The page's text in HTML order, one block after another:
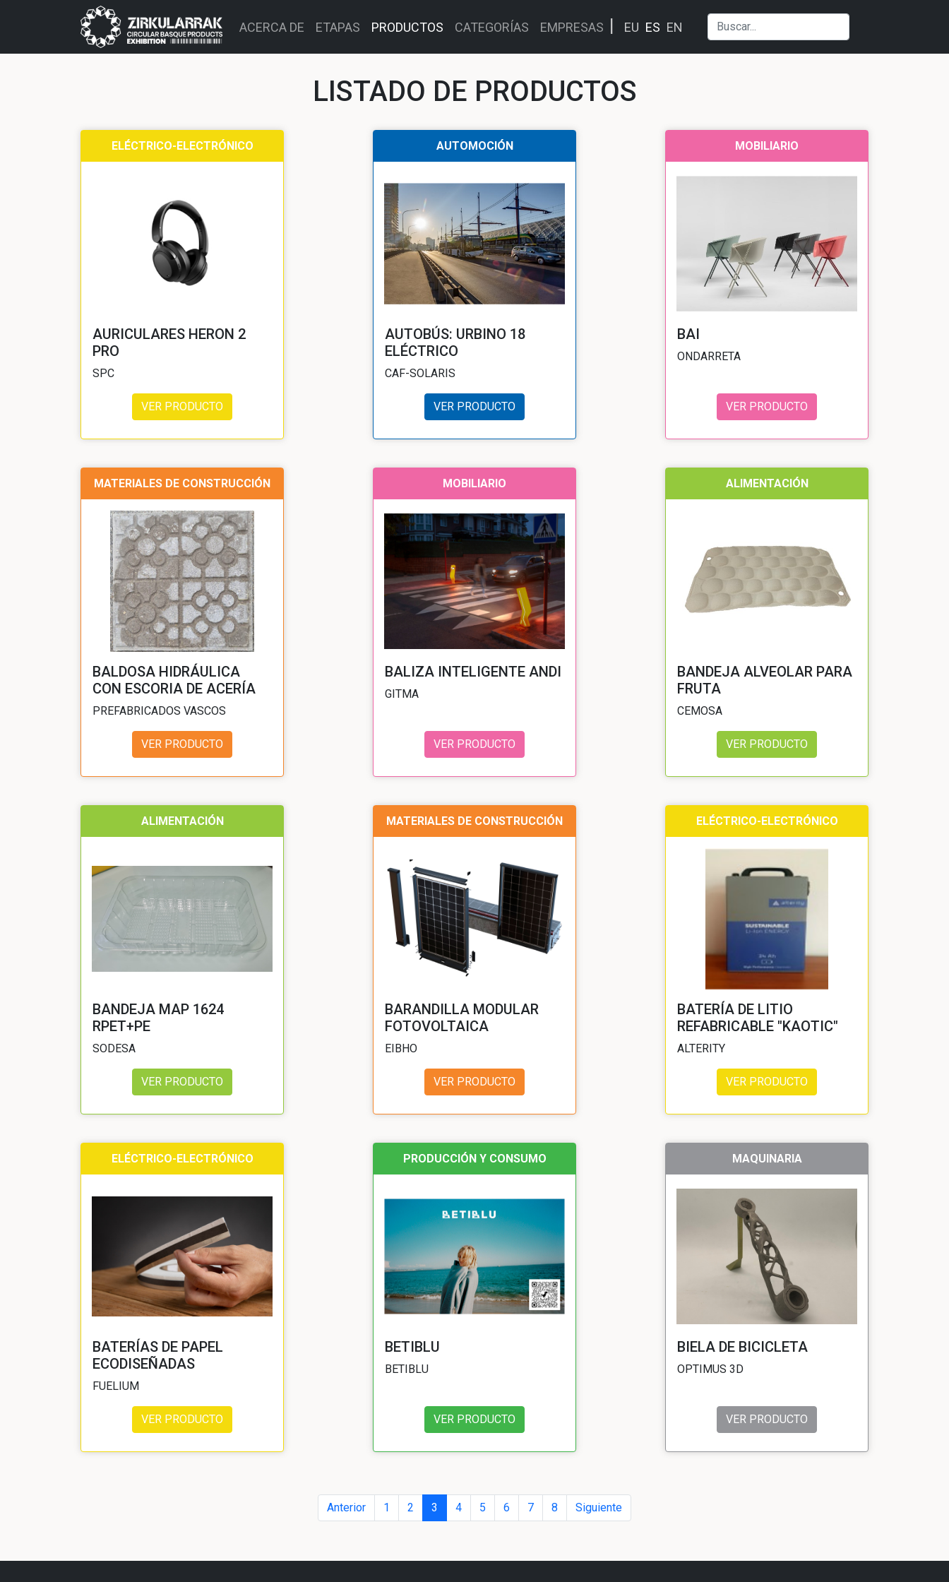
ACERCA DE ETAPAS PRODUCTOS CATEGORÍAS EMPRESAS EU ES EN
LISTADO DE PRODUCTOS
ELÉCTRICO-ELECTRÓNICO
AURICULARES HERON 2
PRO
SPC
VER PRODUCTO
AUTOMOCIÓN
AUTOBÚS: URBINO 18
ELÉCTRICO
CAF-SOLARIS
VER PRODUCTO
MOBILIARIO
BAI
ONDARRETA
VER PRODUCTO
MATERIALES DE CONSTRUCCIÓN
BALDOSA HIDRÁULICA
CON ESCORIA DE ACERÍA
PREFABRICADOS VASCOS
VER PRODUCTO
MOBILIARIO
BALIZA INTELIGENTE ANDI
GITMA
VER PRODUCTO
ALIMENTACIÓN
BANDEJA ALVEOLAR PARA
FRUTA
CEMOSA
VER PRODUCTO
ALIMENTACIÓN
BANDEJA MAP 1624
RPET+PE
SODESA
VER PRODUCTO
MATERIALES DE CONSTRUCCIÓN
BARANDILLA MODULAR
FOTOVOLTAICA
EIBHO
VER PRODUCTO
ELÉCTRICO-ELECTRÓNICO
BATERÍA DE LITIO
REFABRICABLE "KAOTIC"
ALTERITY
VER PRODUCTO
ELÉCTRICO-ELECTRÓNICO
BATERÍAS DE PAPEL
ECODISEÑADAS
FUELIUM
VER PRODUCTO
PRODUCCIÓN Y CONSUMO
BETIBLU
BETIBLU
VER PRODUCTO
MAQUINARIA
BIELA DE BICICLETA
OPTIMUS 3D
VER PRODUCTO
Anterior 1 2 3 4 5 6 7 8 Siguiente